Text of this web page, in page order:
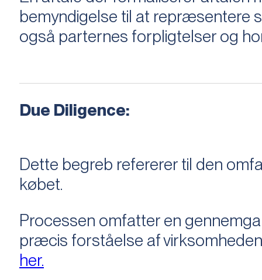
bemyndigelse til at repræsentere
også parternes forpligtelser og
Due Diligence:
Dette begreb refererer til den
købet.
Processen omfatter en
præcis forståelse af
her.